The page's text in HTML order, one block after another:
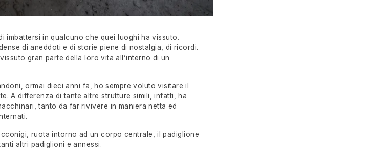
imbattersi in qualcuno che quei luoghi ha vissuto.
di aneddoti e di storie piene di nostalgia, di ricordi.
gran parte della loro vita all’interno di un
ormai dieci anni fa, ho sempre voluto visitare il
A differenza di tante altre strutture simili, infatti, ha
tanto da far rivivere in maniera netta ed
ruota intorno ad un corpo centrale, il padiglione
altri padiglioni e annessi.